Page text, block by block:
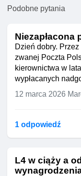
Podobne pytania
Niezapłacona
Dzień dobry.
zwanej Poczta
kierownictwa w
wypłacanych
12 marca 2026
1 odpowiedź
L4 w ciąży a